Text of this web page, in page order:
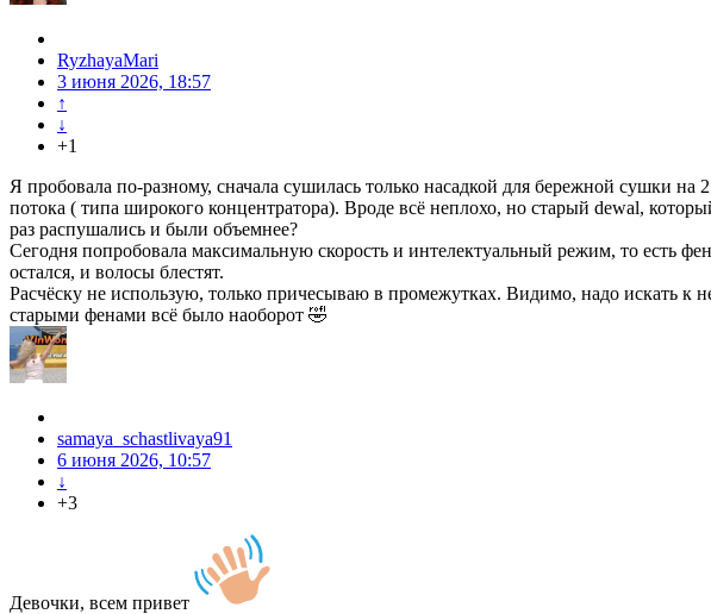
RyzhayaMari
3 июня 2026, 18:57
↑
↓
+1
Я пробовала по-разному, сначала сушилась только насадкой для бережной сушки
потока ( типа широкого концентратора). Вроде всё неплохо, но старый dewal,
раз распушались и были объемнее?
Сегодня попробовала максимальную скорость и интелектуальный режим, то есть
остался, и волосы блестят.
Расчёску не использую, только причесываю в промежутках. Видимо, надо искать
старыми фенами всё было наоборот 🤣
samaya_schastlivaya91
6 июня 2026, 10:57
↓
+3
Девочки, всем привет